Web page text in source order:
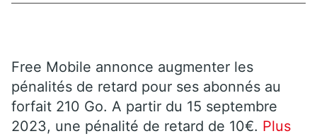
Free Mobile annonce augmenter les
pénalités de retard pour ses abonnés au
forfait 210 Go. A partir du 15 septembre
2023, une pénalité de retard de 10€. Plus